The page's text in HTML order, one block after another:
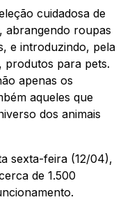
cuidadosa de
abrangendo roupas
e introduzindo, pela
produtos para pets.
apenas os
aqueles que
dos animais
sexta-feira (12/04),
de 1.500